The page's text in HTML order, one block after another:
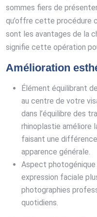
sommes fiers de
qu’offre cette procédure
sont les avantages de la
signifie cette opération
Amélioration
Élément équilibrant
au centre de votre
dans l’équilibre des
rhinoplastie améliore
faisant une
apparence générale.
Aspect photogénique
expression faciale
photographies
quotidiens.